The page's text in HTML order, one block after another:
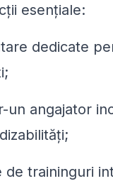
esențiale:
dedicate
angajator
traininguri